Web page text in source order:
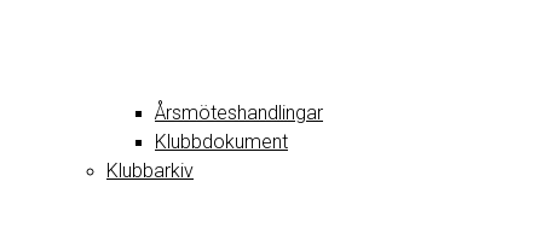
Årsmöteshandlingar
Klubbdokument
Klubbarkiv